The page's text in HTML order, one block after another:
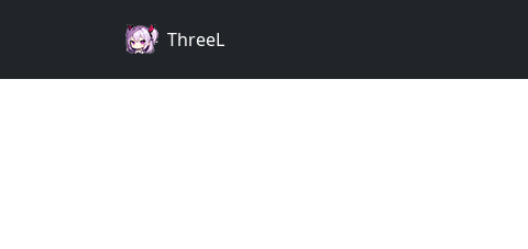
ThreeL